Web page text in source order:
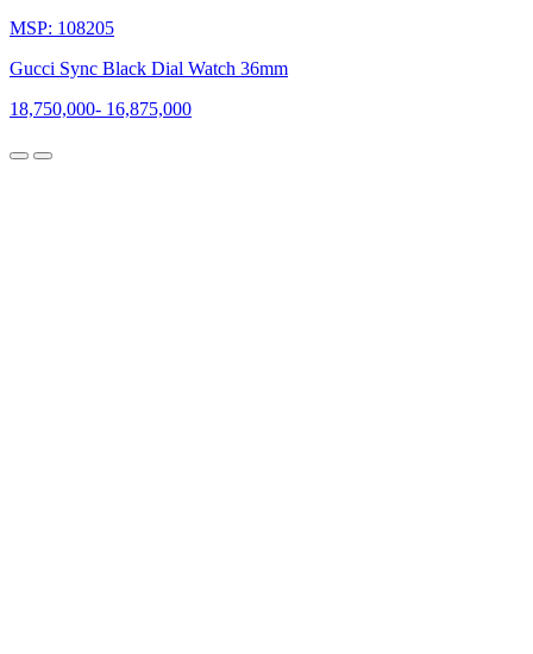
MSP: 108205
Gucci Sync Black Dial Watch 36mm
18,750,000- 16,875,000